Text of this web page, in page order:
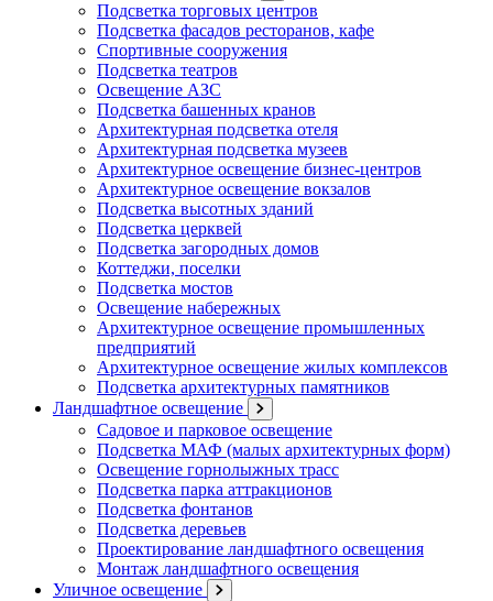
Подсветка торговых центров
Подсветка фасадов ресторанов, кафе
Спортивные сооружения
Подсветка театров
Освещение АЗС
Подсветка башенных кранов
Архитектурная подсветка отеля
Архитектурная подсветка музеев
Архитектурное освещение бизнес-центров
Архитектурное освещение вокзалов
Подсветка высотных зданий
Подсветка церквей
Подсветка загородных домов
Коттеджи, поселки
Подсветка мостов
Освещение набережных
Архитектурное освещение промышленных
предприятий
Архитектурное освещение жилых комплексов
Подсветка архитектурных памятников
Ландшафтное освещение
Садовое и парковое освещение
Подсветка МАФ (малых архитектурных форм)
Освещение горнолыжных трасс
Подсветка парка аттракционов
Подсветка фонтанов
Подсветка деревьев
Проектирование ландшафтного освещения
Монтаж ландшафтного освещения
Уличное освещение